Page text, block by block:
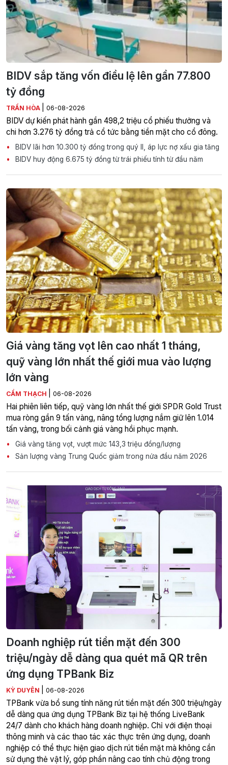
BIDV sắp tăng vốn điều lệ lên gần 77.800
tỷ đồng
TRẦN HÒA 06-08-2026
BIDV dự kiến phát hành gần 498,2 triệu cổ phiếu thưởng và
chi hơn 3.276 tỷ đồng trả cổ tức bằng tiền mặt cho cổ đông.
BIDV lãi hơn 10.300 tỷ đồng trong quý II, áp lực nợ xấu gia tăng
BIDV huy động 6.675 tỷ đồng từ trái phiếu tính từ đầu năm
Giá vàng tăng vọt lên cao nhất 1 tháng,
quỹ vàng lớn nhất thế giới mua vào lượng
lớn vàng
CẨM THẠCH 06-08-2026
Hai phiên liên tiếp, quỹ vàng lớn nhất thế giới SPDR Gold Trust
mua ròng gần 9 tấn vàng, nâng tổng lượng nắm giữ lên 1.014
tấn vàng, trong bối cảnh giá vàng hồi phục mạnh.
Giá vàng tăng vọt, vượt mức 143,3 triệu đồng/lượng
Sản lượng vàng Trung Quốc giảm trong nửa đầu năm 2026
Doanh nghiệp rút tiền mặt đến 300
triệu/ngày dễ dàng qua quét mã QR trên
ứng dụng TPBank Biz
KỲ DUYÊN 06-08-2026
TPBank vừa bổ sung tính năng rút tiền mặt đến 300 triệu/ngày
dễ dàng qua ứng dụng TPBank Biz tại hệ thống LiveBank
24/7 dành cho khách hàng doanh nghiệp. Chỉ với điện thoại
thông minh và các thao tác xác thực trên ứng dụng, doanh
nghiệp có thể thực hiện giao dịch rút tiền mặt mà không cần
sử dụng thẻ vật lý, góp phần nâng cao tính chủ động trong